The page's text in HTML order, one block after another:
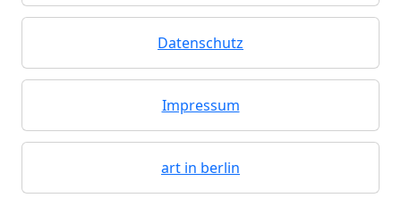
Datenschutz
Impressum
art in berlin